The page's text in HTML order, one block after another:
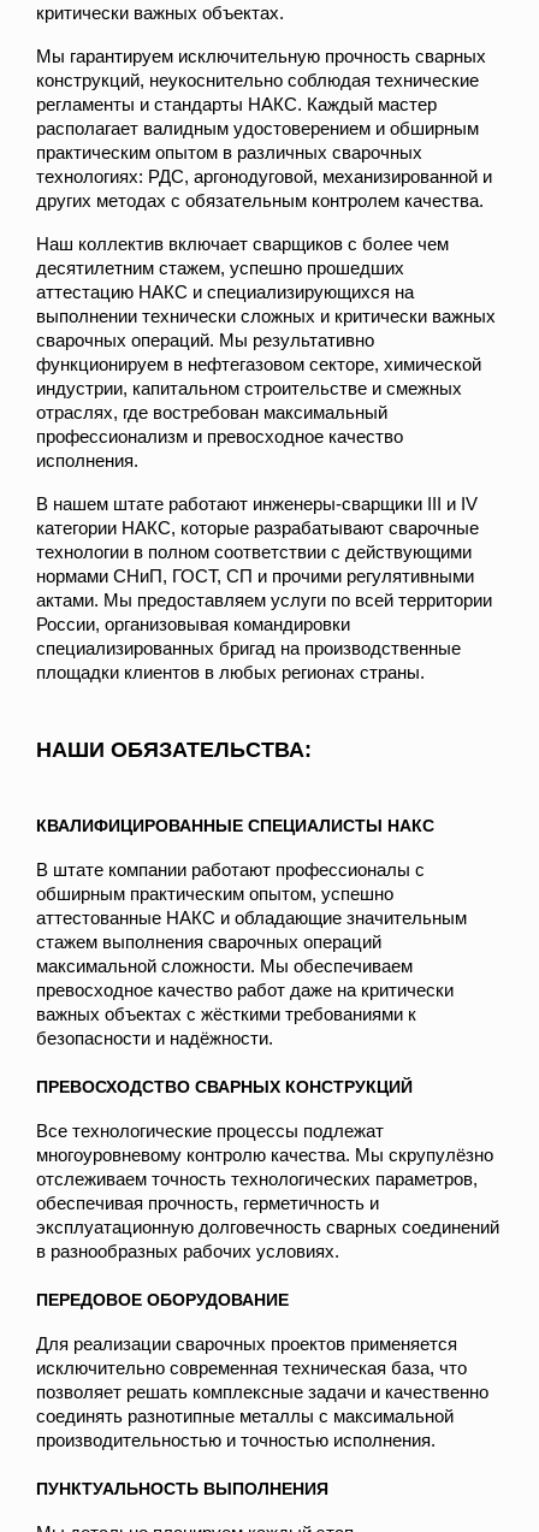
критически важных объектах.
Мы гарантируем исключительную прочность сварных
конструкций, неукоснительно соблюдая технические
регламенты и стандарты НАКС. Каждый мастер
располагает валидным удостоверением и обширным
практическим опытом в различных сварочных
технологиях: РДС, аргонодуговой, механизированной и
других методах с обязательным контролем качества.
Наш коллектив включает сварщиков с более чем
десятилетним стажем, успешно прошедших
аттестацию НАКС и специализирующихся на
выполнении технически сложных и критически важных
сварочных операций. Мы результативно
функционируем в нефтегазовом секторе, химической
индустрии, капитальном строительстве и смежных
отраслях, где востребован максимальный
профессионализм и превосходное качество
исполнения.
В нашем штате работают инженеры-сварщики III и IV
категории НАКС, которые разрабатывают сварочные
технологии в полном соответствии с действующими
нормами СНиП, ГОСТ, СП и прочими регулятивными
актами. Мы предоставляем услуги по всей территории
России, организовывая командировки
специализированных бригад на производственные
площадки клиентов в любых регионах страны.
НАШИ ОБЯЗАТЕЛЬСТВА:
КВАЛИФИЦИРОВАННЫЕ СПЕЦИАЛИСТЫ НАКС
В штате компании работают профессионалы с
обширным практическим опытом, успешно
аттестованные НАКС и обладающие значительным
стажем выполнения сварочных операций
максимальной сложности. Мы обеспечиваем
превосходное качество работ даже на критически
важных объектах с жёсткими требованиями к
безопасности и надёжности.
ПРЕВОСХОДСТВО СВАРНЫХ КОНСТРУКЦИЙ
Все технологические процессы подлежат
многоуровневому контролю качества. Мы скрупулёзно
отслеживаем точность технологических параметров,
обеспечивая прочность, герметичность и
эксплуатационную долговечность сварных соединений
в разнообразных рабочих условиях.
ПЕРЕДОВОЕ ОБОРУДОВАНИЕ
Для реализации сварочных проектов применяется
исключительно современная техническая база, что
позволяет решать комплексные задачи и качественно
соединять разнотипные металлы с максимальной
производительностью и точностью исполнения.
ПУНКТУАЛЬНОСТЬ ВЫПОЛНЕНИЯ